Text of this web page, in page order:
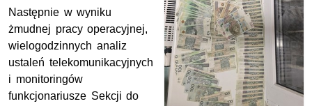
Następnie w wyniku
żmudnej pracy operacyjnej,
wielogodzinnych analiz
ustaleń telekomunikacyjnych
i monitoringów
funkcjonariusze Sekcji do